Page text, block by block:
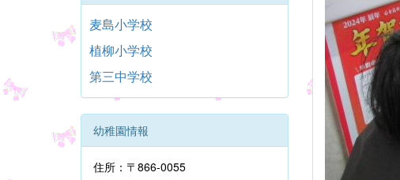
麦島小学校
植柳小学校
第三中学校
幼稚園情報
住所：〒866-0055